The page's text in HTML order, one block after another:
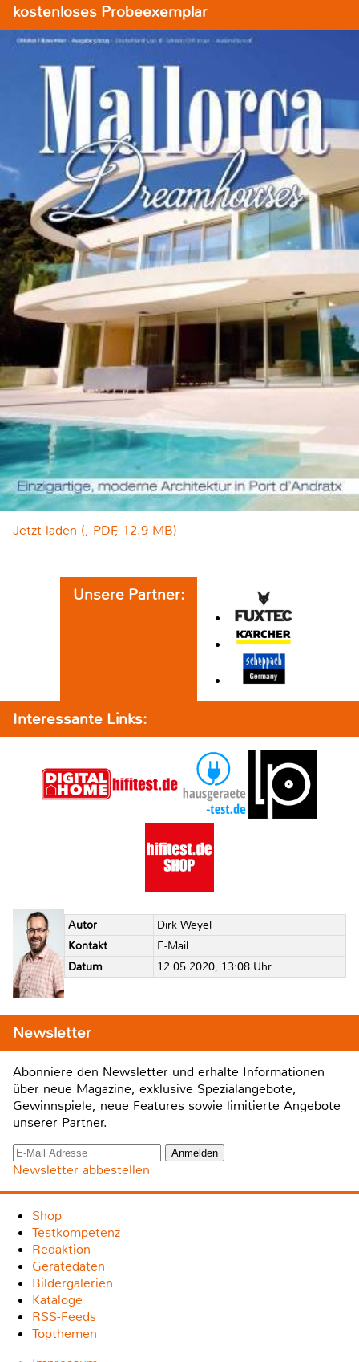
kostenloses Probeexemplar
Jetzt laden (, PDF, 12.9 MB)
Unsere Partner:
Interessante Links:
Autor
Dirk Weyel
Kontakt
E-Mail
Datum
12.05.2020, 13:08 Uhr
Newsletter
Abonniere den Newsletter und erhalte Informationen
über neue Magazine, exklusive Spezialangebote,
Gewinnspiele, neue Features sowie limitierte Angebote
unserer Partner.
Newsletter abbestellen
Shop
Testkompetenz
Redaktion
Gerätedaten
Bildergalerien
Kataloge
RSS-Feeds
Topthemen